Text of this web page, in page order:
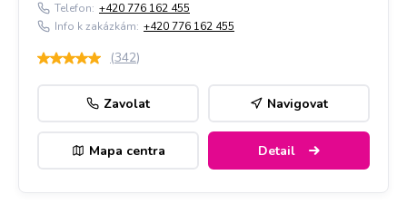
Telefon: +420 776 162 455
Info k zakázkám: +420 776 162 455
(342)
Zavolat Navigovat
Mapa centra Detail